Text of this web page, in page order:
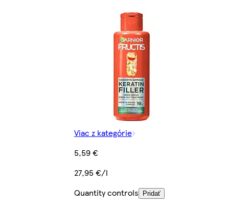
Viac z kategórie
5,59 €
27,95 €/l
Quantity controls
Pridať